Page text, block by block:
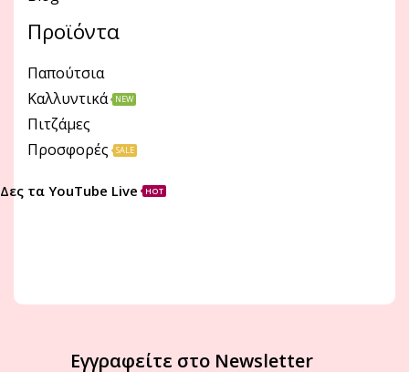
Προϊόντα
Παπούτσια
Καλλυντικά
NEW
Πιτζάμες
Προσφορές
SALE
Δες τα YouTube Live HOT
Εγγραφείτε στο Newsletter